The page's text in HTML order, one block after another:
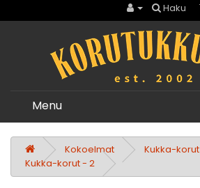
Haku
Menu
Kokoelmat
Kukka-korut
Kukka-korut - 2